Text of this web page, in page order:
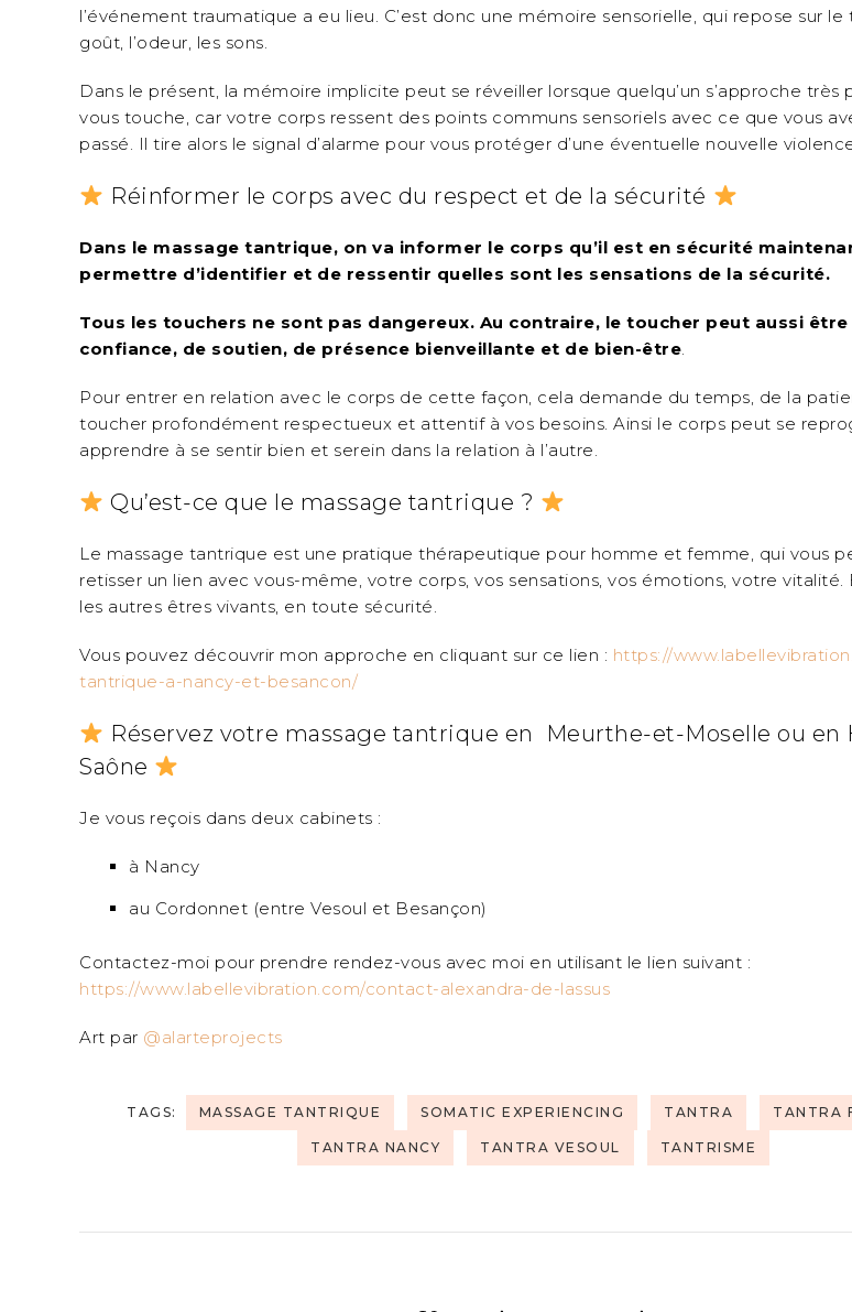
l’événement traumatique a eu lieu. C’est donc une mémoire sensorielle, qui repose sur le
goût, l’odeur, les sons.
Dans le présent, la mémoire implicite peut se réveiller lorsque quelqu’un s’approche très
vous touche, car votre corps ressent des points communs sensoriels avec ce que vous
passé. Il tire alors le signal d’alarme pour vous protéger d’une éventuelle nouvelle
Réinformer le corps avec du respect et de la sécurité
Dans le massage tantrique, on va informer le corps qu’il est en sécurité
permettre d’identifier et de ressentir quelles sont les sensations de la sécurité.
Tous les touchers ne sont pas dangereux. Au contraire, le toucher peut aussi
confiance, de soutien, de présence bienveillante et de bien-être
Pour entrer en relation avec le corps de cette façon, cela demande du temps, de la
toucher profondément respectueux et attentif à vos besoins. Ainsi le corps peut se
apprendre à se sentir bien et serein dans la relation à l’autre.
Qu’est-ce que le massage tantrique ?
Le massage tantrique est une pratique thérapeutique pour homme et femme, qui vous
retisser un lien avec vous-même, votre corps, vos sensations, vos émotions, votre vitalité.
les autres êtres vivants, en toute sécurité.
Vous pouvez découvrir mon approche en cliquant sur ce lien : https://
tantrique-a-nancy-et-besancon/
Réservez votre massage tantrique en Meurthe-et-Moselle ou en
Saône
Je vous reçois dans deux cabinets :
à Nancy
au Cordonnet (entre Vesoul et Besançon)
Contactez-moi pour prendre rendez-vous avec moi en utilisant le lien suivant :
https://www.labellevibration.com/contact-alexandra-de-lassus
Art par @alarteprojects
TAGS: MASSAGE TANTRIQUE SOMATIC EXPERIENCING TANTRA TANTRA
TANTRA NANCY TANTRA VESOUL TANTRISME